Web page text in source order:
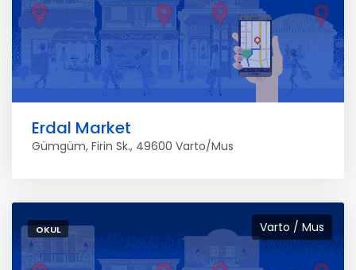
Erdal Market
Gümgüm, Firin Sk., 49600 Varto/Mus
Varto / Mus
OKUL